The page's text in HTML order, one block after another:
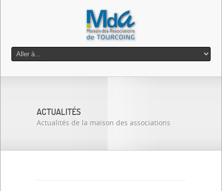
ACTUALITÉS
Actualités de la maison des associations